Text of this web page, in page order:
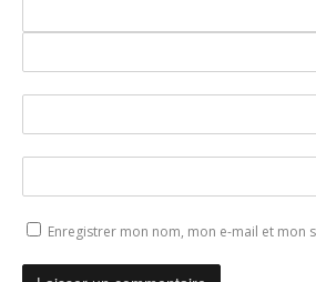
Enregistrer mon nom, mon e-mail et